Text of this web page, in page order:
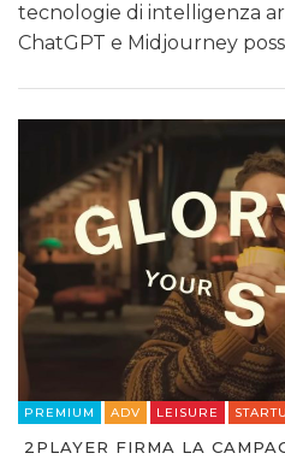
tecnologie di intelligenza
ChatGPT e Midjourney
PREMIUM ADV LEISURE
2PLAYER FIRMA LA